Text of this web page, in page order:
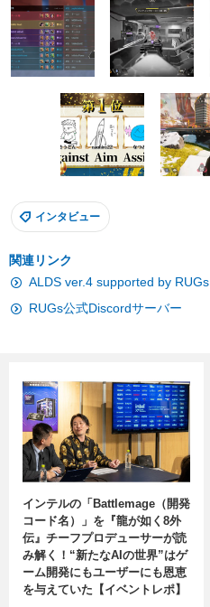
インタビュー
関連リンク
ALDS ver.4 supported by RUGs
RUGs公式Discordサーバー
インテルの「Battlemage（開発
コード名）」を『龍が如く8外
伝』チーフプロデューサーが読
み解く！“新たなAIの世界”はゲ
ーム開発にもユーザーにも恩恵
を与えていた【イベントレポ】